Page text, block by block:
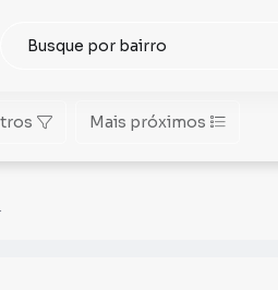
Mais próximos